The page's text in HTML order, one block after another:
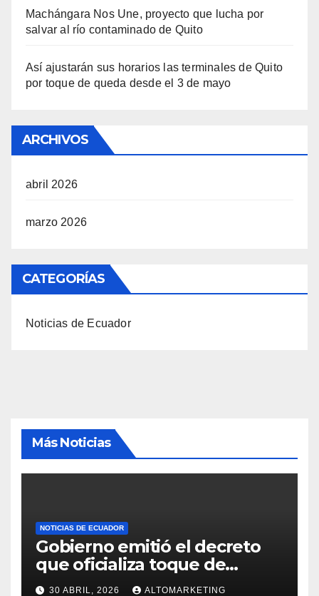
Machángara Nos Une, proyecto que lucha por
salvar al río contaminado de Quito
Así ajustarán sus horarios las terminales de Quito
por toque de queda desde el 3 de mayo
ARCHIVOS
abril 2026
marzo 2026
CATEGORÍAS
Noticias de Ecuador
Más Noticias
NOTICIAS DE ECUADOR
Gobierno emitió el decreto
que oficializa toque de
queda desde el 3 de mayo
30 ABRIL, 2026 ALTOMARKETING